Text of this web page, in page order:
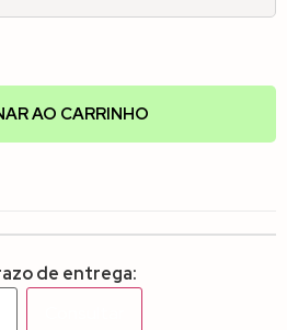
AO CARRINHO
de entrega: